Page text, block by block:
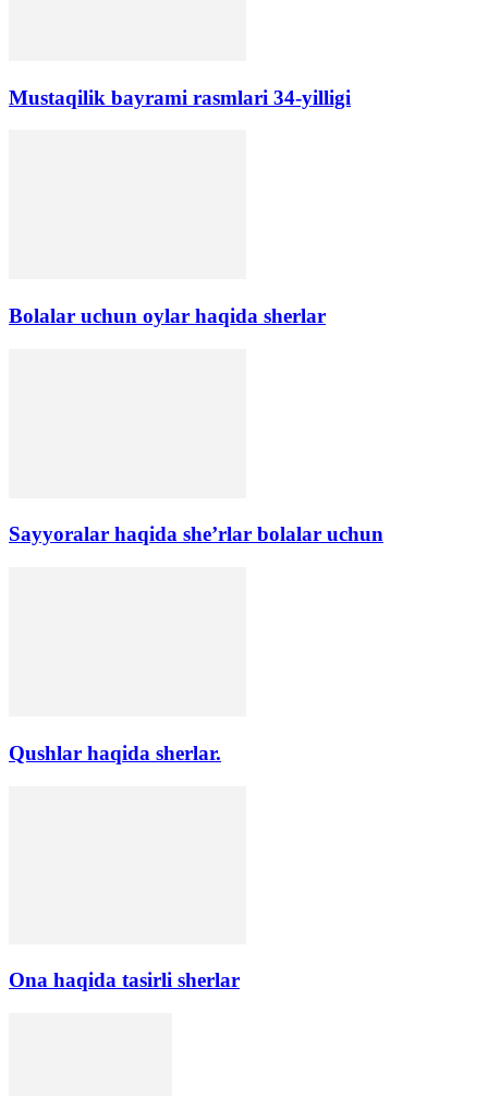
Mustaqilik bayrami rasmlari 34-yilligi
Bolalar uchun oylar haqida sherlar
Sayyoralar haqida she’rlar bolalar uchun
Qushlar haqida sherlar.
Ona haqida tasirli sherlar